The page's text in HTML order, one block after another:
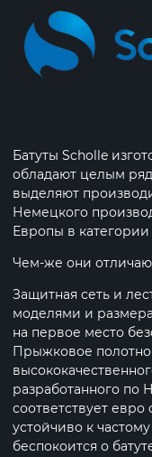
Батуты Scholle
обладают целым
выделяют
Немецкого
Европы в категории
Чем-же они
Защитная сеть и
моделями и
на первое место
Прыжковое полотно
разработанного по
соответствует евро
устойчиво к
беспокоится о